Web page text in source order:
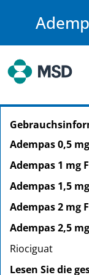
PZN: 10002833
PPN: 111000283379
PZN: 10002856
Adempas 0,5
Adempas 1 mg
Adempas 1,5
Adempas 2 mg
Adempas 2,5
Riociguat
Lesen Sie die